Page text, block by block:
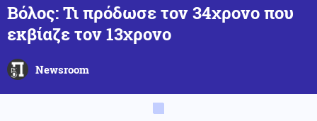
Βόλος: Τι πρόδωσε τον 34χρονο που
εκβίαζε τον 13χρονο
Newsroom